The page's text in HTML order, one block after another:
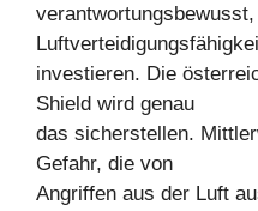
investieren. Die
Shield wird genau
das sicherstellen.
Gefahr, die von
Angriffen aus der Luft